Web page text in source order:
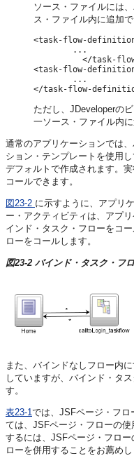
ソース・ファイルには
ス・ファイル内に追加で
<task-flow-definition
<task-flow-definition
ただし、JDeveloperの
一ソース・ファイル内
通常のアプリケーションでは
ション・テンプレートを使用
デフォルトで作成されます。実
コールできます。
図23-2 に示すように、アプリ
ー・アクティビティは、アプ
インド・タスク・フローをコー
ローをコールします。
図23-2 バインド・タスク・フ
また、バインドなしフロー内
していますが、バインド・タ
す。
表23-1では、JSFページ・フロ
ては、JSFページ・フローの使
するには、JSFページ・フロー
ローを併用することをお薦めし